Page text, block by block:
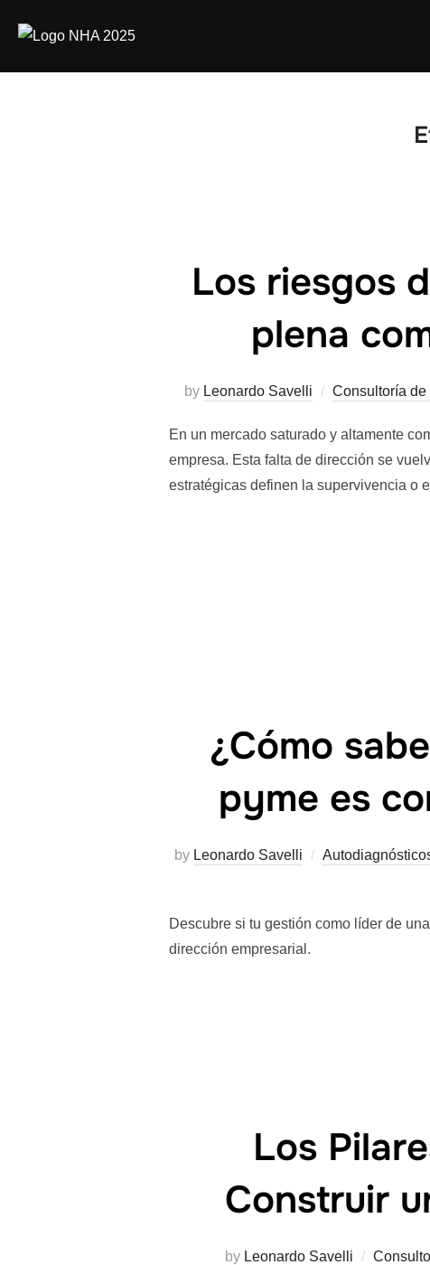
Los riesgos
plena
by Leonardo Savelli Consultoría de
En un mercado saturado y altamente
empresa. Esta falta de dirección se
estratégicas definen la supervivencia o
¿Cómo
pyme es
by Leonardo Savelli
Descubre si tu gestión como líder de
dirección empresarial.
Los
Construir
by Leonardo Savelli